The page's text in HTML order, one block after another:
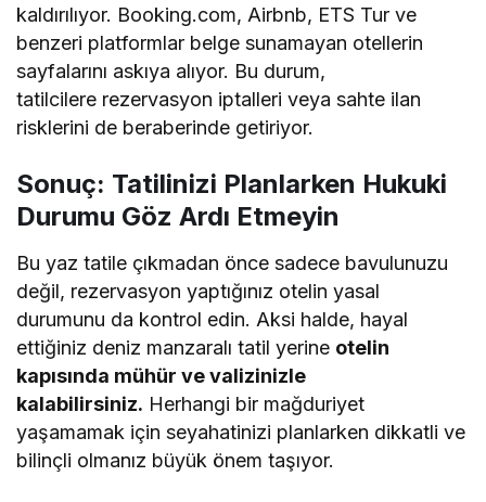
kaldırılıyor. Booking.com, Airbnb, ETS Tur ve
benzeri platformlar belge sunamayan otellerin
sayfalarını askıya alıyor. Bu durum,
tatilcilere rezervasyon iptalleri veya sahte ilan
risklerini de beraberinde getiriyor.
Sonuç: Tatilinizi Planlarken Hukuki
Durumu Göz Ardı Etmeyin
Bu yaz tatile çıkmadan önce sadece bavulunuzu
değil, rezervasyon yaptığınız otelin yasal
durumunu da kontrol edin. Aksi halde, hayal
ettiğiniz deniz manzaralı tatil yerine otelin
kapısında mühür ve valizinizle
kalabilirsiniz. Herhangi bir mağduriyet
yaşamamak için seyahatinizi planlarken dikkatli ve
bilinçli olmanız büyük önem taşıyor.